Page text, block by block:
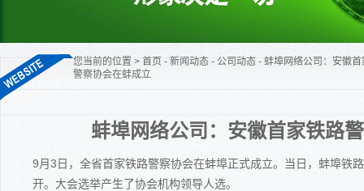
您当前的位置 > 首页 - 新闻动态 - 公司动态 - 蚌埠网络公司：安徽首
警察协会在蚌成立
蚌埠网络公司：安徽首家铁路
9月3日，全省首家铁路警察协会在蚌埠正式成立。当日，蚌埠铁
开。大会选举产生了协会机构领导人选。